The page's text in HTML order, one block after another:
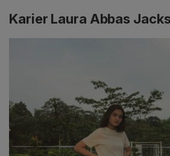
Karier Laura Abbas